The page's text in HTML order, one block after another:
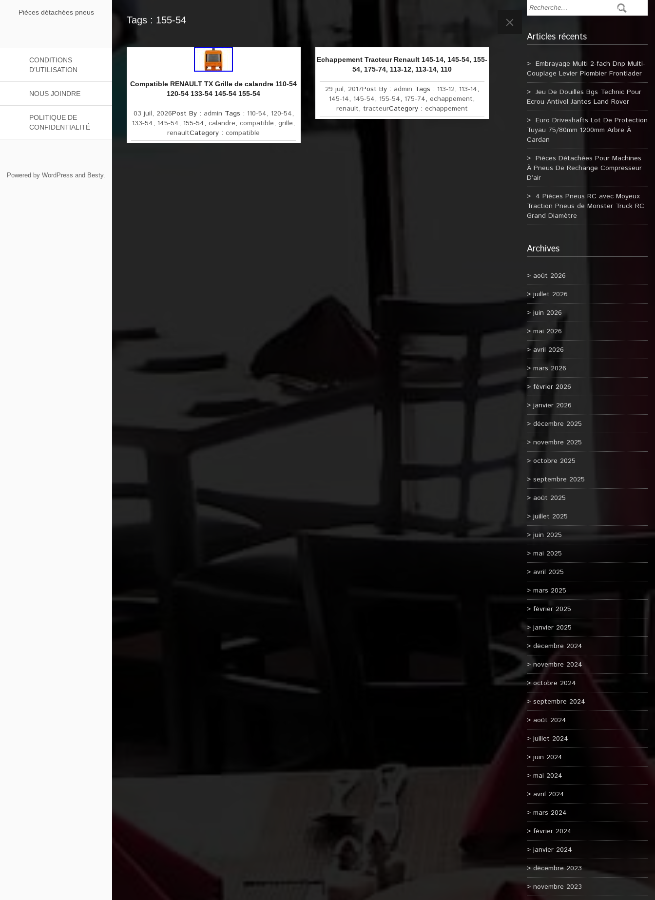
Pièces détachées pneus
CONDITIONS
D’UTILISATION
NOUS JOINDRE
POLITIQUE DE
CONFIDENTIALITÉ
Powered by WordPress and Besty.
Tags : 155-54
Compatible RENAULT TX Grille de calandre 110-54
120-54 133-54 145-54 155-54
03 juil, 2026Post By : admin Tags : 110-54, 120-54,
133-54, 145-54, 155-54,calandre,compatible,grille,
renaultCategory :compatible
Echappement Tracteur Renault 145-14, 145-54, 155-
54, 175-74, 113-12, 113-14, 110
29 juil, 2017Post By : admin Tags : 113-12, 113-14,
145-14, 145-54, 155-54, 175-74,echappement,
renault, tracteurCategory : echappement
Articles récents
Embrayage Multi 2-fach Dnp Multi-
Couplage Levier Plombier Frontlader
Jeu De Douilles Bgs Technic Pour
Ecrou Antivol Jantes Land Rover
Euro Driveshafts Lot De Protection
Tuyau 75/80mm 1200mm Arbre À
Cardan
Pièces Détachées Pour Machines
À Pneus De Rechange Compresseur
D’air
4 Pièces Pneus RC avec Moyeux
Traction Pneus de Monster Truck RC
Grand Diamètre
Archives
août 2026
juillet 2026
juin 2026
mai 2026
avril 2026
mars 2026
février 2026
janvier 2026
décembre 2025
novembre 2025
octobre 2025
septembre 2025
août 2025
juillet 2025
juin 2025
mai 2025
avril 2025
mars 2025
février 2025
janvier 2025
décembre 2024
novembre 2024
octobre 2024
septembre 2024
août 2024
juillet 2024
juin 2024
mai 2024
avril 2024
mars 2024
février 2024
janvier 2024
décembre 2023
novembre 2023